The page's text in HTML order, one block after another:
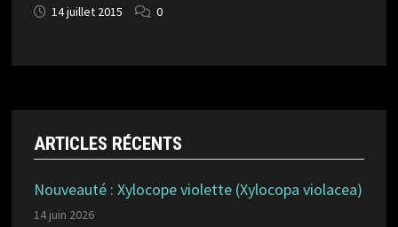
14 juillet 2015 0
ARTICLES RÉCENTS
Nouveauté : Xylocope violette (Xylocopa violacea)
14 juin 2026